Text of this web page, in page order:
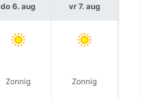
do 6. aug
Zonnig
vr 7. aug
Zonnig